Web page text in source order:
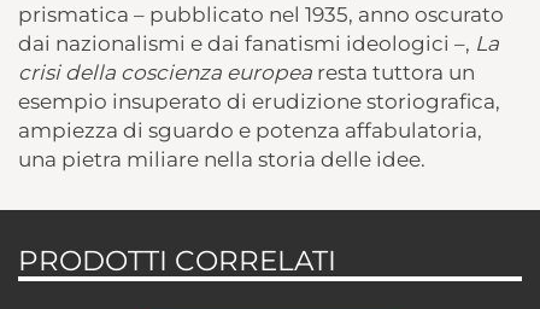
prismatica – pubblicato nel 1935, anno oscurato
dai nazionalismi e dai fanatismi ideologici –, La
crisi della coscienza europea resta tuttora un
esempio insuperato di erudizione storiografica,
ampiezza di sguardo e potenza affabulatoria,
una pietra miliare nella storia delle idee.
PRODOTTI CORRELATI